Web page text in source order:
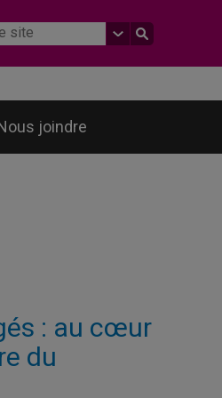
joindre
: au cœur
du